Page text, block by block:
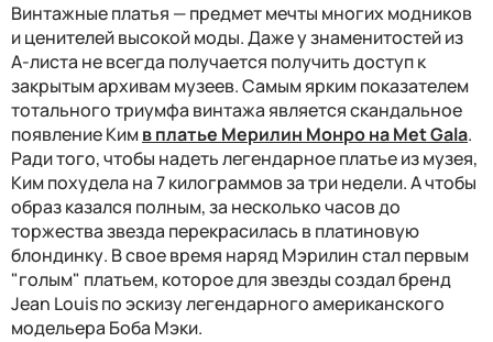
Винтажные платья — предмет мечты многих модников
и ценителей высокой моды. Даже у знаменитостей из
А-листа не всегда получается получить доступ к
закрытым архивам музеев. Самым ярким показателем
тотального триумфа винтажа является скандальное
появление Кимв платье Мерилин Монро на Met Gala.
Ради того, чтобы надеть легендарное платье из музея,
Ким похудела на 7 килограммов за три недели. А чтобы
образ казался полным, за несколько часов до
торжества звезда перекрасилась в платиновую
блондинку. В свое время наряд Мэрилин стал первым
"голым" платьем, которое для звезды создал бренд
Jean Louis по эскизу легендарного американского
модельера Боба Мэки.